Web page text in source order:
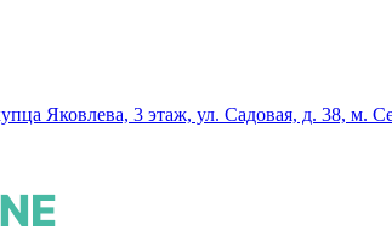
Яковлева, 3 этаж, ул. Садовая, д. 38, м.